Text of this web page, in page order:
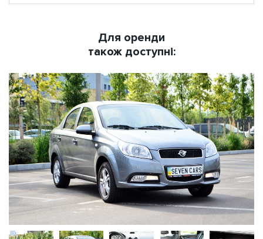
Для оренди
також доступні: